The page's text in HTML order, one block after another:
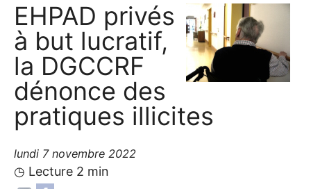
EHPAD privés
à but lucratif,
la DGCCRF
dénonce des
pratiques illicites
lundi 7 novembre 2022
◷ Lecture 2 min